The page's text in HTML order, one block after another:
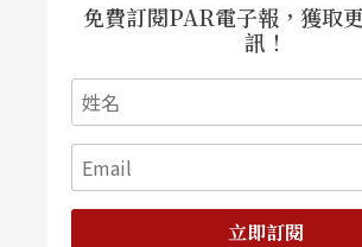
免費訂閱PAR電子報，獲取
訊！
立即訂閱